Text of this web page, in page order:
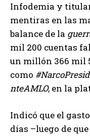
Infodemia y
mentiras en las
balance de la
mil 200 cuentas
un millón 366 mil
como
nteAMLO, en la
Indicó que el
días –luego de